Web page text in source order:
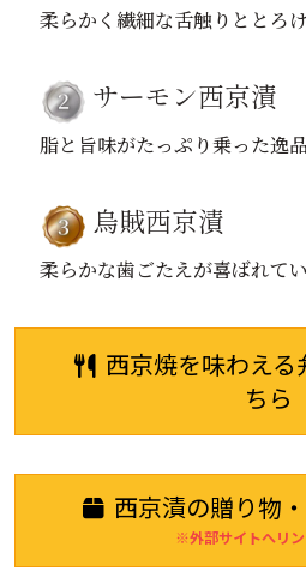
柔らかく繊細な舌触りととろ
サーモン西京漬
脂と旨味がたっぷり乗った逸品
烏賊西京漬
柔らかな歯ごたえが喜ばれて
西京焼を味わえる
ちら
西京漬の贈り物
※外部サイトへリ